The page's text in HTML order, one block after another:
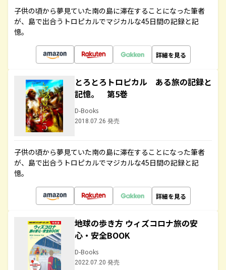
子供の頃から夢見ていた南の島に滞在することになった筆者
が、島で出合うトロピカルでマジカルな45日間の記録と記
憶。
詳細を見る
とろとろトロピカル ある旅の記録と
記憶。 第5巻
D-Books
2018.07.26 発売
子供の頃から夢見ていた南の島に滞在することになった筆者
が、島で出合うトロピカルでマジカルな45日間の記録と記
憶。
詳細を見る
地球の歩き方 ウィズコロナ旅の安
心・安全BOOK
D-Books
2022.07.20 発売